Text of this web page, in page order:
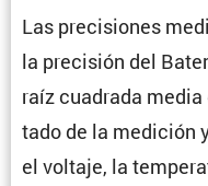
Las preci­siones
la preci­sión del
raíz cuadrada
tado de la medición
el voltaje, la